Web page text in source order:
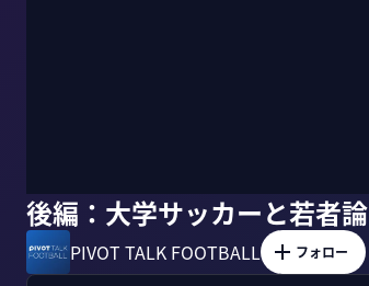
後編：大学サッカーと若者論
PIVOT TALK FOOTBALL フォロー